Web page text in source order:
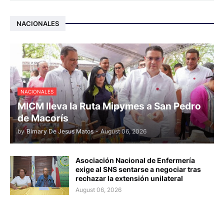
NACIONALES
NACIONALES
MICM lleva la Ruta Mipymes a San Pedro
de Macorís
by Bimary De Jesus Matos - August 06, 2026
Asociación Nacional de Enfermería
exige al SNS sentarse a negociar tras
rechazar la extensión unilateral
August 06, 2026